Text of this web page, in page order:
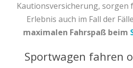
Kautionsversicherung,
Erlebnis auch im Fall der
maximalen Fahrspaß beim
Sportwagen fahren